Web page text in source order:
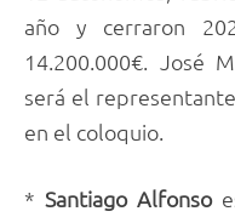
año y cerraron
14.200.000€. José
será el
en el coloquio.
* Santiago Alfonso